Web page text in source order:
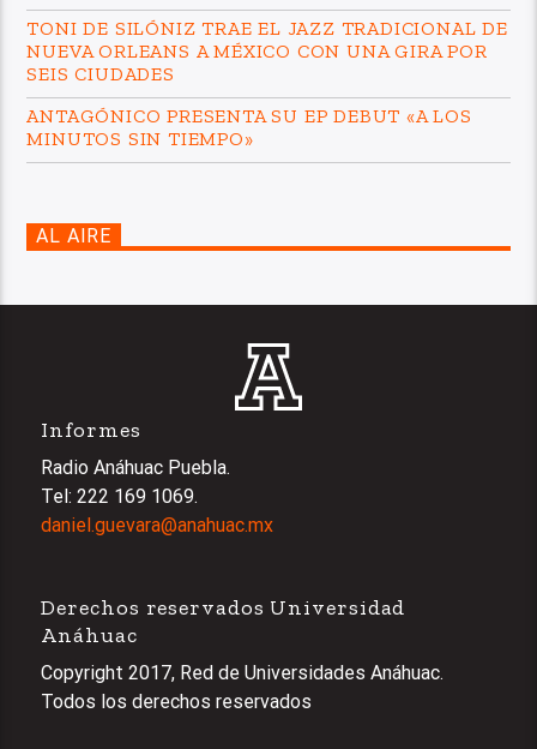
TONI DE SILÓNIZ TRAE EL JAZZ TRADICIONAL DE
NUEVA ORLEANS A MÉXICO CON UNA GIRA POR
SEIS CIUDADES
ANTAGÓNICO PRESENTA SU EP DEBUT «A LOS
MINUTOS SIN TIEMPO»
AL AIRE
Informes
Radio Anáhuac Puebla.
Tel: 222 169 1069.
daniel.guevara@anahuac.mx
Derechos reservados Universidad
Anáhuac
Copyright 2017, Red de Universidades Anáhuac.
Todos los derechos reservados